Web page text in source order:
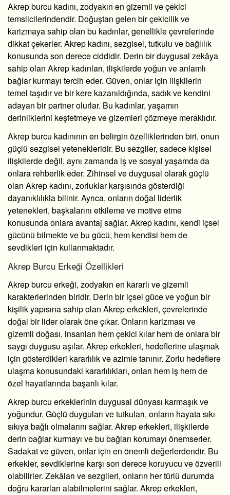
Akrep burcu kadını, zodyakın en gizemli ve çekici
temsilcilerindendir. Doğuştan gelen bir çekicilik ve
karizmaya sahip olan bu kadınlar, genellikle çevrelerinde
dikkat çekerler. Akrep kadını, sezgisel, tutkulu ve bağlılık
konusunda son derece ciddidir. Derin bir duygusal zekâya
sahip olan Akrep kadınları, ilişkilerde yoğun ve anlamlı
bağlar kurmayı tercih eder. Güven, onlar için ilişkilerin
temel taşıdır ve bir kere kazanıldığında, sadık ve kendini
adayan bir partner olurlar. Bu kadınlar, yaşamın
derinliklerini keşfetmeye ve gizemleri çözmeye meraklıdır.
Akrep burcu kadınının en belirgin özelliklerinden biri, onun
güçlü sezgisel yetenekleridir. Bu sezgiler, sadece kişisel
ilişkilerde değil, aynı zamanda iş ve sosyal yaşamda da
onlara rehberlik eder. Zihinsel ve duygusal olarak güçlü
olan Akrep kadını, zorluklar karşısında gösterdiği
dayanıklılıkla bilinir. Ayrıca, onların doğal liderlik
yetenekleri, başkalarını etkileme ve motive etme
konusunda onlara avantaj sağlar. Akrep kadını, kendi içsel
gücünü bilmekte ve bu gücü, hem kendisi hem de
sevdikleri için kullanmaktadır.
Akrep Burcu Erkeği Özellikleri
Akrep burcu erkeği, zodyakın en kararlı ve gizemli
karakterlerinden biridir. Derin bir içsel güce ve yoğun bir
kişilik yapısına sahip olan Akrep erkekleri, çevrelerinde
doğal bir lider olarak öne çıkar. Onların karizması ve
gizemli doğası, insanları hem çekici kılar hem de onlara bir
saygı duygusu aşılar. Akrep erkekleri, hedeflerine ulaşmak
için gösterdikleri kararlılık ve azimle tanınır. Zorlu hedeflere
ulaşma konusundaki kararlılıkları, onları hem iş hem de
özel hayatlarında başarılı kılar.
Akrep burcu erkeklerinin duygusal dünyası karmaşık ve
yoğundur. Güçlü duyguları ve tutkuları, onların hayata sıkı
sıkıya bağlı olmalarını sağlar. Akrep erkekleri, ilişkilerde
derin bağlar kurmayı ve bu bağları korumayı önemserler.
Sadakat ve güven, onlar için en önemli değerlerdendir. Bu
erkekler, sevdiklerine karşı son derece koruyucu ve özverili
olabilirler. Zekâları ve sezgileri, onların her türlü durumda
doğru kararları alabilmelerini sağlar. Akrep erkekleri,